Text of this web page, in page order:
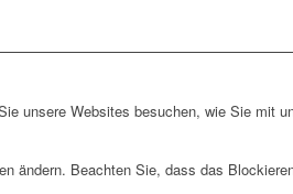
unsere Websites besuchen, wie Sie mit
Beachten Sie, dass das